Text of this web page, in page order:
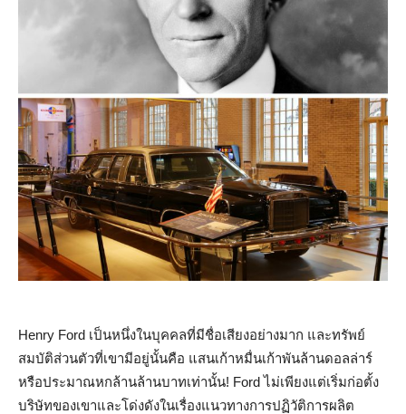
Henry Ford เป็นหนึ่งในบุคคลที่มีชื่อเสียงอย่างมาก และทรัพย์
สมบัติส่วนตัวที่เขามีอยู่นั้นคือ แสนเก้าหมื่นเก้าพันล้านดอลล่าร์
หรือประมาณหกล้านล้านบาทเท่านั้น! Ford ไม่เพียงแต่เริ่มก่อตั้ง
บริษัทของเขาและโด่งดังในเรื่องแนวทางการปฏิวัติการผลิต